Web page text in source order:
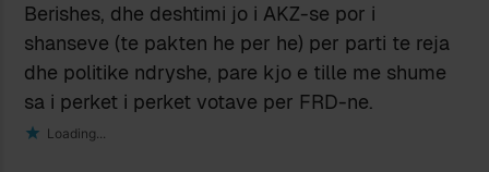
Berishes, dhe deshtimi jo i AKZ-se por i
shanseve (te pakten he per he) per parti te reja
dhe politike ndryshe, pare kjo e tille me shume
sa i perket i perket votave per FRD-ne.
Loading...